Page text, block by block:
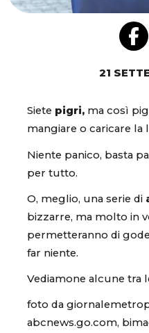
21
Siete pigri, ma così
mangiare o caricare la
Niente panico, basta
per tutto.
O, meglio, una serie di
bizzarre, ma molto in
permetteranno di
far niente.
Vediamone alcune tra
foto da
abcnews.go.com,